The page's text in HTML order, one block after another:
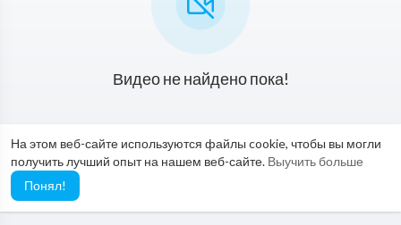
На этом веб-сайте используются файлы cookie, чтобы вы могли
получить лучший опыт на нашем веб-сайте. Выучить больше
Понял!
Видео не найдено пока!